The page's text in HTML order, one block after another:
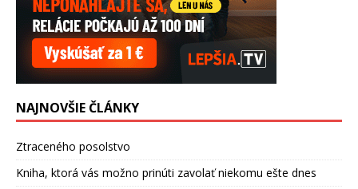
NAJNOVŠIE ČLÁNKY
Ztraceného posolstvo
Kniha, ktorá vás možno prinúti zavolať niekomu ešte dnes